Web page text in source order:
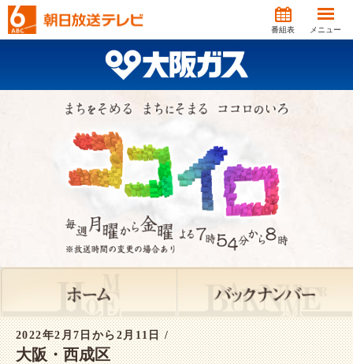
番組表 メニュー
2022年2月7日から2月11日 /
大阪・西成区